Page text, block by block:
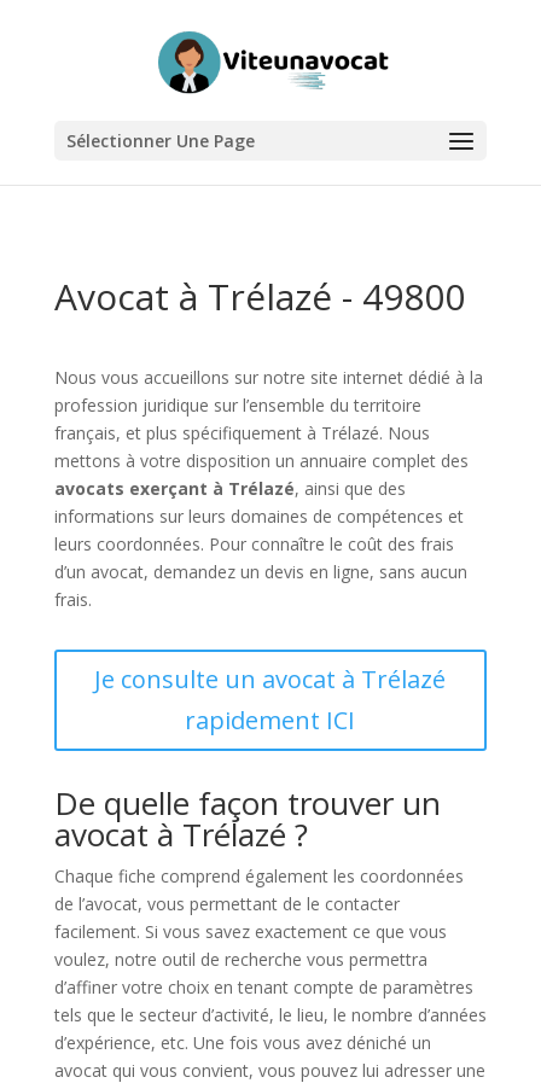
Sélectionner Une Page
Avocat à Trélazé - 49800
Nous vous accueillons sur notre site internet dédié à la
profession juridique sur l’ensemble du territoire
français, et plus spécifiquement à Trélazé. Nous
mettons à votre disposition un annuaire complet des
avocats exerçant à Trélazé, ainsi que des
informations sur leurs domaines de compétences et
leurs coordonnées. Pour connaître le coût des frais
d’un avocat, demandez un devis en ligne, sans aucun
frais.
Je consulte un avocat à Trélazé
rapidement ICI
De quelle façon trouver un
avocat à Trélazé ?
Chaque fiche comprend également les coordonnées
de l’avocat, vous permettant de le contacter
facilement. Si vous savez exactement ce que vous
voulez, notre outil de recherche vous permettra
d’affiner votre choix en tenant compte de paramètres
tels que le secteur d’activité, le lieu, le nombre d’années
d’expérience, etc. Une fois vous avez déniché un
avocat qui vous convient, vous pouvez lui adresser une